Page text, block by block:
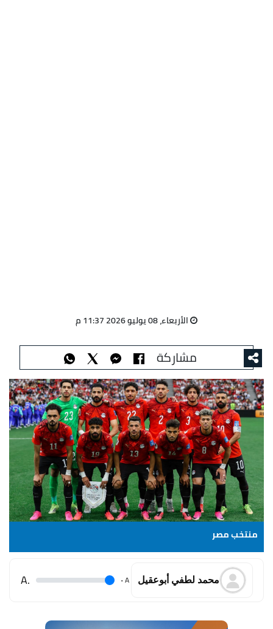
الأربعاء، 08 يوليو 2026 11:37 م
مشاركة
منتخب مصر
محمد لطفي أبوعقيل A
.
.A